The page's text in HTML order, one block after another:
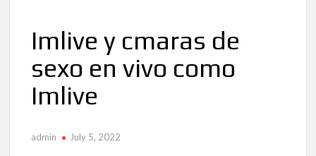
Imlive y cmaras de
sexo en vivo como
Imlive
admin July 5, 2022